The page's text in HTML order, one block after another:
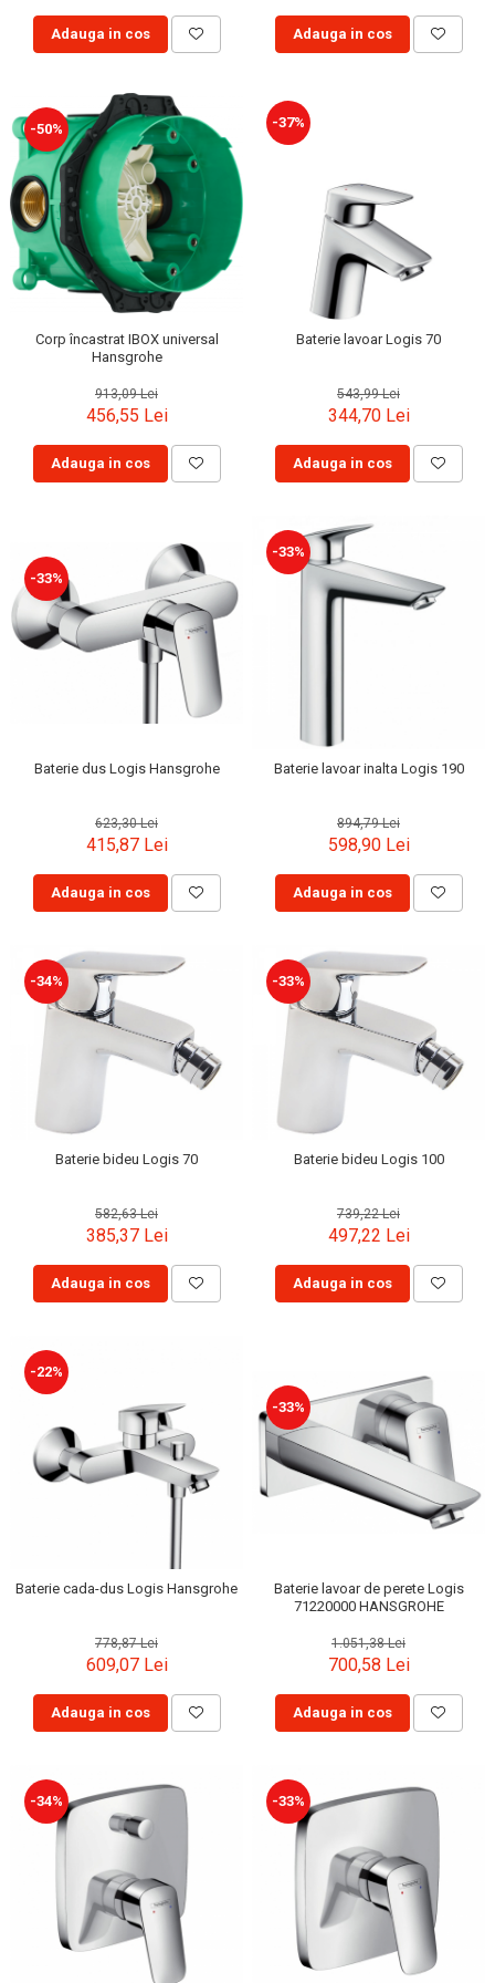
Capace bideuri
Adauga in cos Adauga in cos
-50%
Corp încastrat IBOX universal
Hansgrohe
913,09 Lei
456,55 Lei
Adauga in cos
-37%
Baterie lavoar Logis 70
543,99 Lei
344,70 Lei
Adauga in cos
-33%
Baterie dus Logis Hansgrohe
623,30 Lei
415,87 Lei
Adauga in cos
-33%
Baterie lavoar inalta Logis 190
894,79 Lei
598,90 Lei
Adauga in cos
-34%
Baterie bideu Logis 70
582,63 Lei
385,37 Lei
Adauga in cos
-33%
Baterie bideu Logis 100
739,22 Lei
497,22 Lei
Adauga in cos
-22%
Baterie cada-dus Logis Hansgrohe
778,87 Lei
609,07 Lei
Adauga in cos
-33%
Baterie lavoar de perete Logis
71220000 HANSGROHE
1.051,38 Lei
700,58 Lei
Adauga in cos
-34% -33%